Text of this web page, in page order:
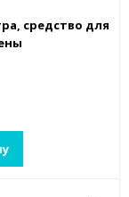
средство для